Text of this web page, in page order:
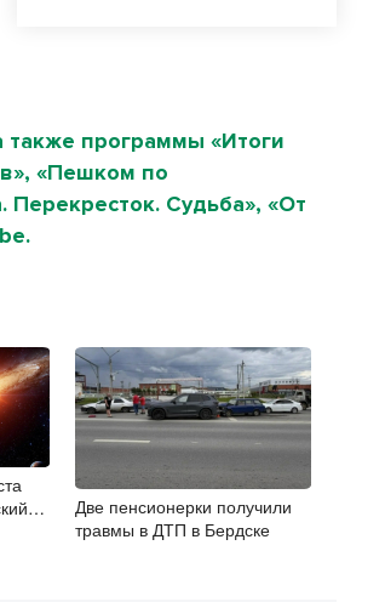
также программы «Итоги
«Пешком по
Судьба», «От
Две пенсионерки получили
травмы в ДТП в Бердске